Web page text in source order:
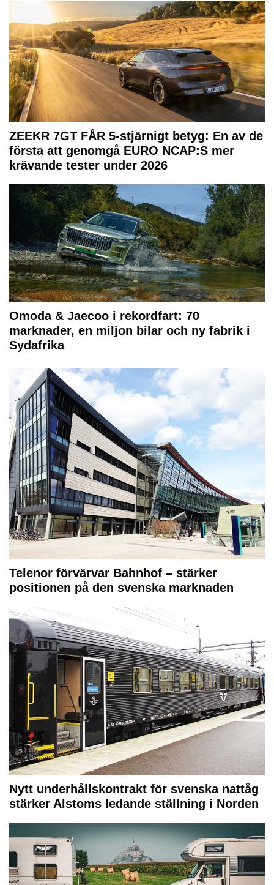
ZEEKR 7GT FÅR 5-stjärnigt betyg: En av de
första att genomgå EURO NCAP:S mer
krävande tester under 2026
Omoda & Jaecoo i rekordfart: 70
marknader, en miljon bilar och ny fabrik i
Sydafrika
Telenor förvärvar Bahnhof – stärker
positionen på den svenska marknaden
Nytt underhållskontrakt för svenska nattåg
stärker Alstoms ledande ställning i Norden